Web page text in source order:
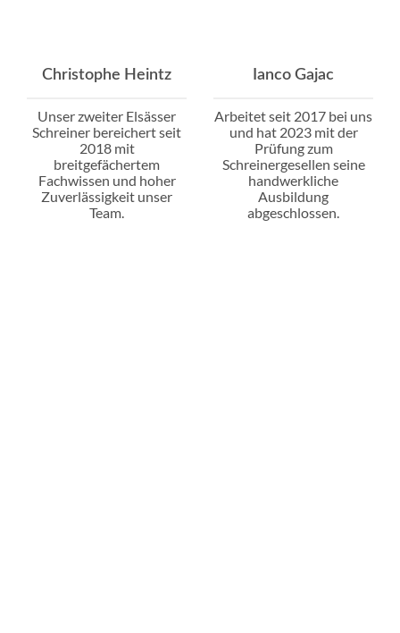
Christophe Heintz
Unser zweiter Elsässer
Schreiner bereichert seit
2018 mit
breitgefächertem
Fachwissen und hoher
Zuverlässigkeit unser
Team.
Ianco Gajac
Arbeitet seit 2017 bei uns
und hat 2023 mit der
Prüfung zum
Schreinergesellen seine
handwerkliche
Ausbildung
abgeschlossen.